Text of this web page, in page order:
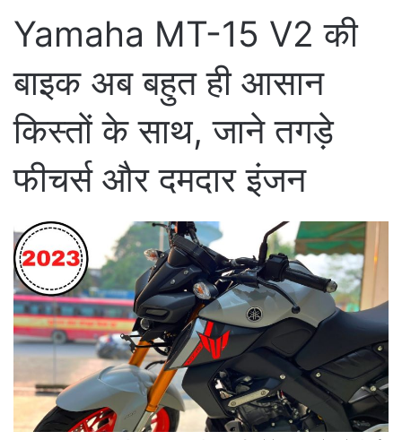
Yamaha MT-15 V2 की
बाइक अब बहुत ही आसान
किस्तों के साथ, जाने तगड़े
फीचर्स और दमदार इंजन